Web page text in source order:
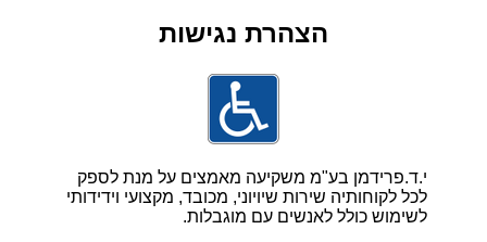
הצהרת נגישות
י.ד.פרידמן בע"מ משקיעה מאמצים על מנת לספק
לכל לקוחותיה שירות שיויוני, מכובד, מקצועי וידידותי
לשימוש כולל לאנשים עם מוגבלות.